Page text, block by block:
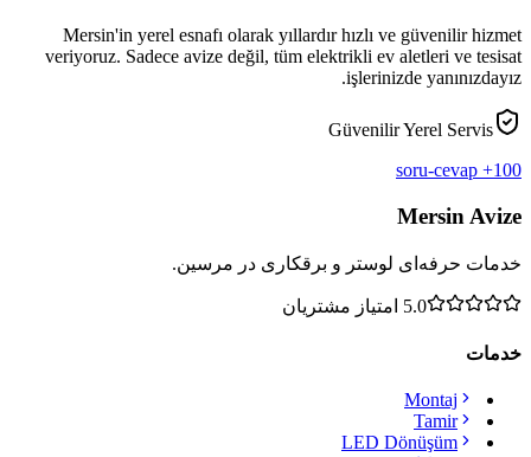
Mersin'in yerel esnafı olarak yıllardır hızlı ve güvenilir hizmet
veriyoruz. Sadece avize değil, tüm elektrikli ev aletleri ve tesisat
işlerinizde yanınızdayız.
Güvenilir Yerel Servis
100+ soru-cevap
Mersin Avize
خدمات حرفه‌ای لوستر و برقکاری در مرسین.
5.0 امتیاز مشتریان
خدمات
Montaj
Tamir
LED Dönüşüm